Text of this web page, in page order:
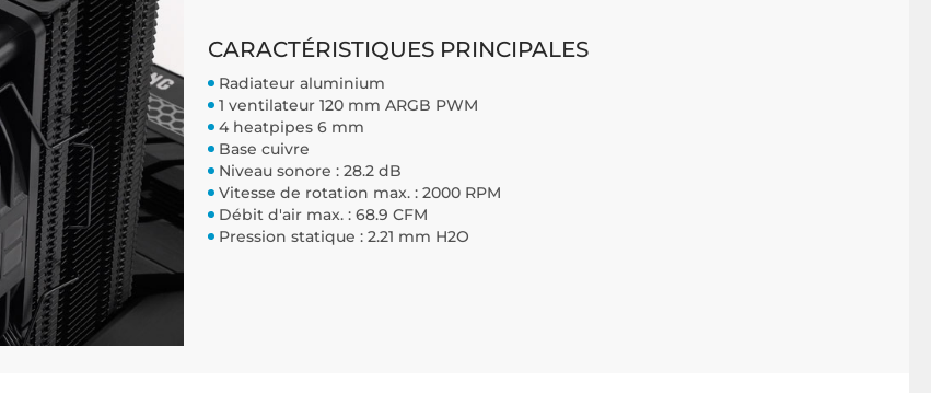
CARACTÉRISTIQUES PRINCIPALES
Radiateur aluminium
1 ventilateur 120 mm ARGB PWM
4 heatpipes 6 mm
Base cuivre
Niveau sonore : 28.2 dB
Vitesse de rotation max. : 2000 RPM
Débit d'air max. : 68.9 CFM
Pression statique : 2.21 mm H2O